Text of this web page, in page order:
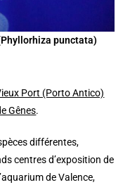
punctata)
Port (Porto Antico)
Gênes.
différentes,
centres d’exposition de
de Valence,